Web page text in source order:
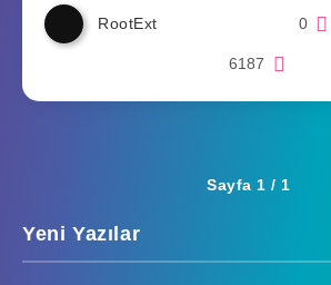
RootExt 0
6187
Sayfa 1 / 1
Yeni Yazılar